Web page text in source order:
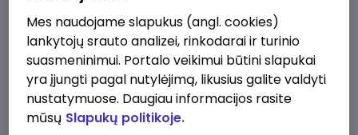
prieš 3 val.
Kasininkas (-ė) - pardavėjas (-a), Chemikų
g. 1, Jonava
Mes naudojame slapukus (angl. cookies)
lankytojų srauto analizei, rinkodarai ir turinio
suasmeninimui. Portalo veikimui būtini slapukai
yra įjungti pagal nutylėjimą, likusius galite valdyti
nustatymuose. Daugiau informacijos rasite
mūsų Slapukų politikoje.